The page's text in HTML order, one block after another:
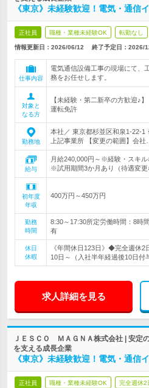
《東京》未経験歓迎！電気・通信
正社員 職種・業種未経験OK 転勤なし
情報更新日：2026/06/12 終了予定日： 2026/
仕事内容
電気通信設備工事の現場にて、
務をお任せします。
対象と
なる方
【未経験・第二新卒の方歓迎♪
運転免許
勤務地
本社／ 東京都杉並区和泉1-22-1
上記事業所 【変更の範囲】会社…
給与
月給240,000円～※経験・スキル
※試用期間3か月あり（待遇変更
初年度
年収
400万円～450万円
勤務
時間
8:30～17:30所定労働時間：8時
有
休日
休暇
《年間休日123日》◆完全週休2
10日～（入社半年経過後10日付
求人詳細を見る
ＪＥＳＣＯ ＭＡＧＮＡ株式会社 | 安定
を支える成長企業
《東京》未経験歓迎！電気・通信
正社員 職種・業種未経験OK 完全週休2